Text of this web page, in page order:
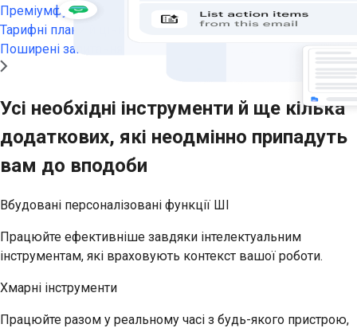
Преміумфункції
Тарифні плани й ціни
Поширені запитання
Усі необхідні інструменти й ще кілька
додаткових, які неодмінно припадуть
вам до вподоби
Вбудовані персоналізовані функції ШІ
Працюйте ефективніше завдяки інтелектуальним
інструментам, які враховують контекст вашої роботи.
Хмарні інструменти
Працюйте разом у реальному часі з будь-якого пристрою,